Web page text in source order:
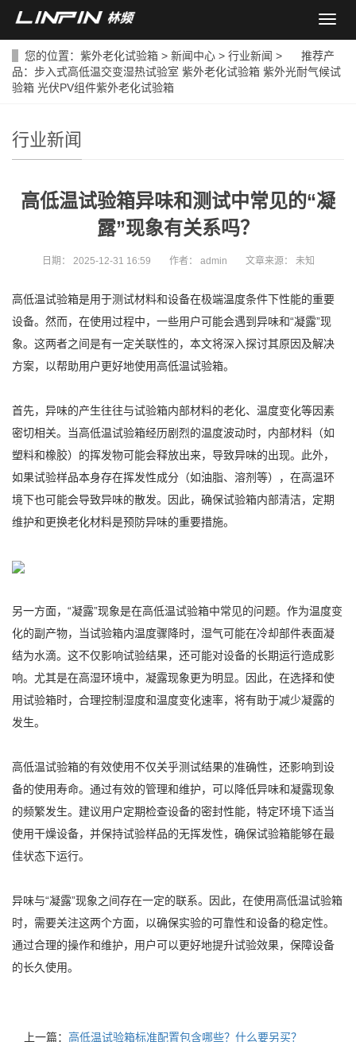
导
菜
单
您的位置： 紫外老化试验箱 > 新闻中心 > 行业新闻 > 推荐产
品： 步入式高低温交变湿热试验室 紫外老化试验箱 紫外光耐气候试
验箱 光伏PV组件紫外老化试验箱
行业新闻
高低温试验箱异味和测试中常见的“凝
露”现象有关系吗？
日期： 2025-12-31 16:59 作者： admin 文章来源： 未知
高低温试验箱是用于测试材料和设备在极端温度条件下性能的重要
设备。然而，在使用过程中，一些用户可能会遇到异味和“凝露”现
象。这两者之间是有一定关联性的，本文将深入探讨其原因及解决
方案，以帮助用户更好地使用高低温试验箱。
首先，异味的产生往往与试验箱内部材料的老化、温度变化等因素
密切相关。当高低温试验箱经历剧烈的温度波动时，内部材料（如
塑料和橡胶）的挥发物可能会释放出来，导致异味的出现。此外，
如果试验样品本身存在挥发性成分（如油脂、溶剂等），在高温环
境下也可能会导致异味的散发。因此，确保试验箱内部清洁，定期
维护和更换老化材料是预防异味的重要措施。
另一方面，“凝露”现象是在高低温试验箱中常见的问题。作为温度变
化的副产物，当试验箱内温度骤降时，湿气可能在冷却部件表面凝
结为水滴。这不仅影响试验结果，还可能对设备的长期运行造成影
响。尤其是在高湿环境中，凝露现象更为明显。因此，在选择和使
用试验箱时，合理控制湿度和温度变化速率，将有助于减少凝露的
发生。
高低温试验箱的有效使用不仅关乎测试结果的准确性，还影响到设
备的使用寿命。通过有效的管理和维护，可以降低异味和凝露现象
的频繁发生。建议用户定期检查设备的密封性能，特定环境下适当
使用干燥设备，并保持试验样品的无挥发性，确保试验箱能够在最
佳状态下运行。
异味与“凝露”现象之间存在一定的联系。因此，在使用高低温试验箱
时，需要关注这两个方面，以确保实验的可靠性和设备的稳定性。
通过合理的操作和维护，用户可以更好地提升试验效果，保障设备
的长久使用。
上一篇： 高低温试验箱标准配置包含哪些？什么要另买？